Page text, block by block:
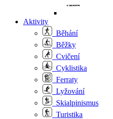
Aktivity
Běhání
Běžky
Cvičení
Cyklistika
Ferraty
Lyžování
Skialpinismus
Turistika